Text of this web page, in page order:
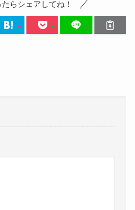
たらシェアしてね！